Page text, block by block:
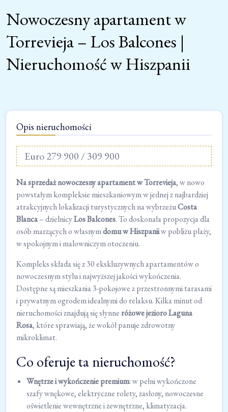
Nowoczesny apartament w
Torrevieja – Los Balcones |
Nieruchomość w Hiszpanii
Opis nieruchomości
Euro 279 900 / 309 900
Na sprzedaż nowoczesny apartament w Torrevieja, w nowo
powstałym kompleksie mieszkaniowym w jednej z najbardziej
atrakcyjnych lokalizacji turystycznych na wybrzeżuCosta
Blanca– dzielnicyLos Balcones. To doskonała propozycja dla
osób marzących o własnymdomu w Hiszpaniiw pobliżu plaży,
w spokojnym i malowniczym otoczeniu.
Kompleks składa się z 30 ekskluzywnych apartamentów o
nowoczesnym stylu i najwyższej jakości wykończenia.
Dostępne są mieszkania 3-pokojowe z przestronnymi tarasami
i prywatnym ogrodem idealnymi do relaksu. Kilka minut od
nieruchomości znajdują się słynne różowe jezioro Laguna
Rosa, które sprawiają, że wokół panuje zdrowotny
mikroklimat.
Co oferuje ta nieruchomość?
Wnętrze i wykończenie premium: w pełni wykończone
szafy wnękowe, elektryczne rolety, zasłony, nowoczesne
oświetlenie wewnętrzne i zewnętrzne, klimatyzacja.